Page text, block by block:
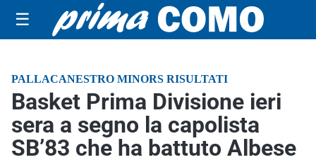
☰
PALLACANESTRO MINORS RISULTATI
Basket Prima Divisione ieri
sera a segno la capolista
SB’83 che ha battuto Albese